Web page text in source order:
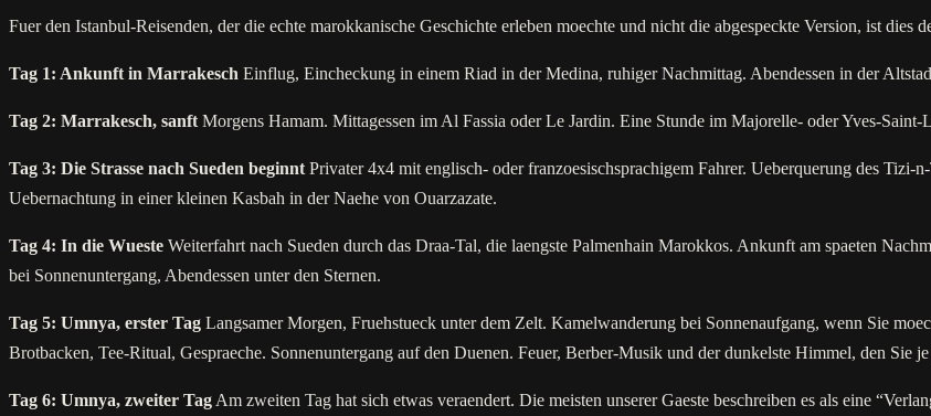
Fuer den Istanbul-Reisenden, der die echte marokkanische Geschichte erleben moechte und nicht die abgespeckte Version, ist dies
Tag 1: Ankunft in Marrakesch Einflug, Eincheckung in einem Riad in der Medina, ruhiger Nachmittag. Abendessen in der
Tag 2: Marrakesch, sanft Morgens Hamam. Mittagessen im Al Fassia oder Le Jardin. Eine Stunde im Majorelle- oder Yves-
Tag 3: Die Strasse nach Sueden beginnt Privater 4x4 mit englisch- oder franzoesischsprachigem Fahrer. Ueberquerung des
Uebernachtung in einer kleinen Kasbah in der Naehe von Ouarzazate.
Tag 4: In die Wueste Weiterfahrt nach Sueden durch das Draa-Tal, die laengste Palmenhain Marokkos. Ankunft am spaeten
bei Sonnenuntergang, Abendessen unter den Sternen.
Tag 5: Umnya, erster Tag Langsamer Morgen, Fruehstueck unter dem Zelt. Kamelwanderung bei Sonnenaufgang, wenn Sie
Brotbacken, Tee-Ritual, Gespraeche. Sonnenuntergang auf den Duenen. Feuer, Berber-Musik und der dunkelste Himmel, den Sie je
Tag 6: Umnya, zweiter Tag Am zweiten Tag hat sich etwas veraendert. Die meisten unserer Gaeste beschreiben es als eine